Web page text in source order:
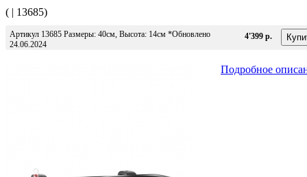
( | 13685)
Артикул 13685 Размеры: 40см, Высота: 14см *Обновлено
24.06.2024
4'399 р.
Подробное